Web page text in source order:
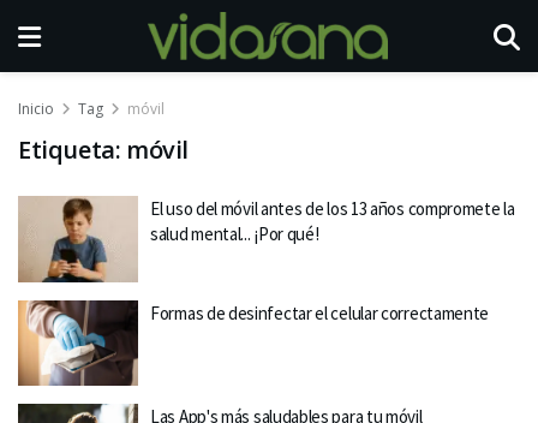
Inicio Tag móvil
Etiqueta: móvil
El uso del móvil antes de los 13 años compromete la
salud mental... ¡Por qué!
Formas de desinfectar el celular correctamente
Las App's más saludables para tu móvil